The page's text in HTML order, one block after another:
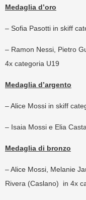
Medaglia d’oro
– Sofia Pasotti in skiff
– Ramon Nessi, Pietro
4x categoria U19
Medaglia d’argento
– Alice Mossi in skiff
– Isaia Mossi e Elia
Medaglia di bronzo
– Alice Mossi, Melanie
Rivera (Caslano) in 4x